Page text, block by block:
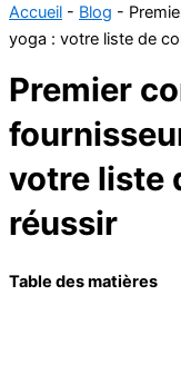
Accueil - Blog -
yoga : votre liste de
Premier
votre liste
réussir
Table des matières